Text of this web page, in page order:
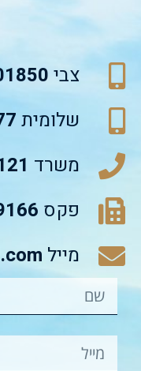
צבי
שלומית
משרד
פקס
מייל